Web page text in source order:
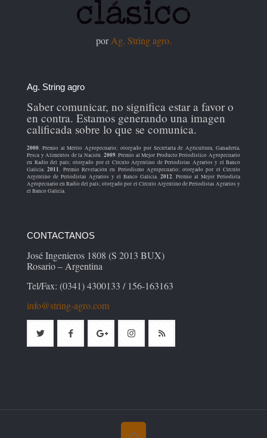
porAg. String agro.
Ag. String agro
Saber comunicar, no significa estar a favor o
en contra. Estamos generando una imagen
calificada sobre lo que se comunica.
2000. Premio al Mérito Agropecuario; otorgado por Secretaría de Agricultura, Ganadería,
Pesca y Alimentos de la Nación. 2009. Premio al Mejor Producto Periodístico Agropecuario
en Radio del país; otorgado por el Círculo Argentino de Periodistas Agrarios y el Banco
Galicia.2011. Premio Revelación en Periodismo Agropecuario; otorgado por el Círculo
Argentino de Periodistas Agrarios y el Banco Galicia. 2012. Premio al Mejor Periodista
Agropecuario en Radio del país; otorgado por el Círculo Argentino de Periodistas Agrarios y
el Banco Galicia.
CONTACTANOS
José Ingenieros 1808 (S 2013 BUX)
Rosario – Argentina
Tel/Fax: (0341) 4300133 / 156-163163
info@string-agro.com